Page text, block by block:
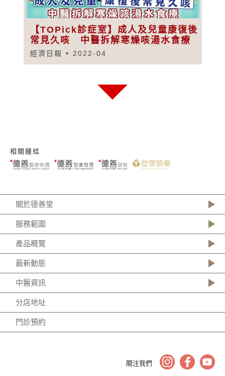
【TOPick診症室】成人及兒童康復後
常見久咳 中醫拆解寒燥咳湯水食療
經濟日報 2022-04
相關鏈結
關於德善堂
服務範圍
產品概覽
最新動態
中醫資訊
分店地址
門診預約
關注我們